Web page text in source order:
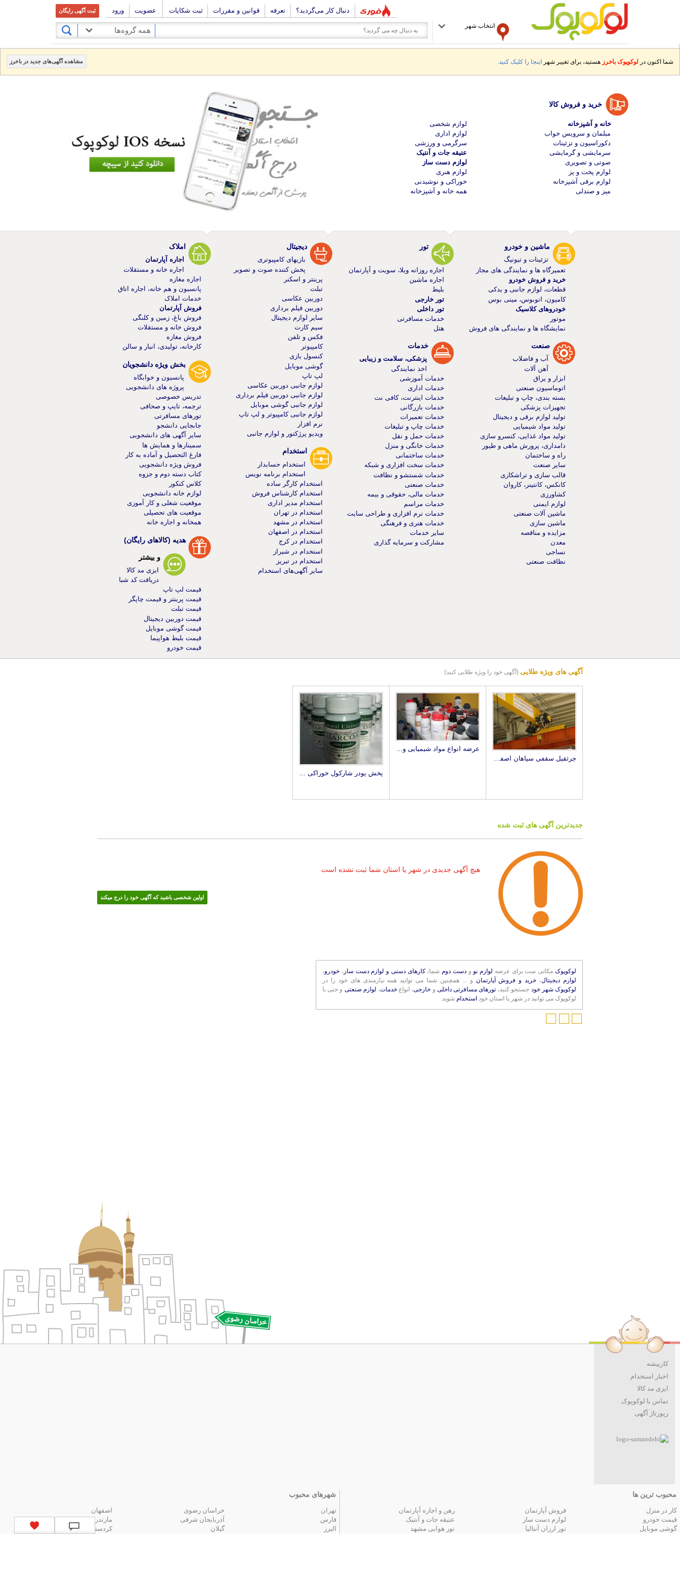
دنبال کار می‌گردید؟ تعرفه قوانین و مقررات ثبت شکایات عضویت ورود ثبت آگهی رایگان
انتخاب شهر
همه گروه‌ها
شما اکنون در لوکوپوک باخرز هستید، برای تغییر شهر اینجا را کلیک کنید. مشاهده آگهی‌های جدید در باخرز
خرید و فروش کالا
خانه و آشپزخانه
مبلمان و سرویس خواب
دکوراسیون و تزئینات
سرمایشی و گرمایشی
صوتی و تصویری
لوازم پخت و پز
لوازم برقی آشپزخانه
میز و صندلی
لوازم شخصی
لوازم اداری
سرگرمی و ورزشی
عتیقه جات و آنتیک
لوازم دست ساز
لوازم هنری
خوراکی و نوشیدنی
همه خانه و آشپزخانه
ماشین و خودرو
تزئینات و تیونیگ
تعمیرگاه ها و نمایندگی های مجاز
خرید و فروش خودرو
قطعات، لوازم جانبی و یدکی
کامیون، اتوبوس، مینی بوس
خودرو‌های کلاسیک
موتور
نمایشگاه ها و نمایندگی های فروش
صنعت
آب و فاضلاب
آهن آلات
ابزار و یراق
اتوماسیون صنعتی
بسته بندی، چاپ و تبلیغات
تجهیزات پزشکی
تولید لوازم برقی و دیجیتال
تولید مواد شیمیایی
تولید مواد غذایی، کنسرو سازی
دامداری، پرورش ماهی و طیور
راه و ساختمان
سایر صنعت
قالب سازی و تراشکاری
کانکس، کانتینر، کاروان
کشاورزی
لوازم ایمنی
ماشین آلات صنعتی
ماشین سازی
مزایده و مناقصه
معدن
نساجی
نظافت صنعتی
تور
اجاره روزانه ویلا، سویت و آپارتمان
اجاره ماشین
بلیط
تور خارجی
تور داخلی
خدمات مسافرتی
هتل
خدمات
پزشکی، سلامت و زیبایی
اخذ نمایندگی
خدمات آموزشی
خدمات اداری
خدمات اینترنت، کافی نت
خدمات بازرگانی
خدمات تعمیرات
خدمات چاپ و تبلیغات
خدمات حمل و نقل
خدمات خانگی و منزل
خدمات ساختمانی
خدمات سخت افزاری و شبکه
خدمات شستشو و نظافت
خدمات صنعتی
خدمات مالی، حقوقی و بیمه
خدمات مراسم
خدمات نرم افزاری و طراحی سایت
خدمات هنری و فرهنگی
سایر خدمات
مشارکت و سرمایه گذاری
دیجیتال
بازیهای کامپیوتری
پخش کننده صوت و تصویر
پرینتر و اسکنر
تبلت
دوربین عکاسی
دوربین فیلم برداری
سایر لوازم دیجیتال
سیم کارت
فکس و تلفن
کامپیوتر
کنسول بازی
گوشی موبایل
لپ تاپ
لوازم جانبی دوربین عکاسی
لوازم جانبی دوربین فیلم برداری
لوازم جانبی گوشی موبایل
لوازم جانبی کامپیوتر و لپ تاپ
نرم افزار
ویدیو پرژکتور و لوازم جانبی
استخدام
استخدام حسابدار
استخدام برنامه نویس
استخدام کارگر ساده
استخدام کارشناس فروش
استخدام مدیر اداری
استخدام در تهران
استخدام در مشهد
استخدام در اصفهان
استخدام در کرج
استخدام در شیراز
استخدام در تبریز
سایر آگهی‌های استخدام
املاک
اجاره آپارتمان
اجاره خانه و مستقلات
اجاره مغازه
پانسیون و هم خانه، اجاره اتاق
خدمات املاک
فروش آپارتمان
فروش باغ، زمین و کلنگی
فروش خانه و مستقلات
فروش مغازه
کارخانه، تولیدی، انبار و سالن
بخش ویژه دانشجویان
پانسیون و خوابگاه
پروژه های دانشجویی
تدریس خصوصی
ترجمه، تایپ و صحافی
تورهای مسافرتی
جابجایی دانشجو
سایر آگهی های دانشجویی
سمینارها و همایش ها
فارغ التحصیل و آماده به کار
فروش ویژه دانشجویی
کتاب دسته دوم و جزوه
کلاس کنکور
لوازم خانه دانشجویی
موقعیت شغلی و کار آموزی
موقعیت های تحصیلی
همخانه و اجاره خانه
هدیه (کالاهای رایگان)
و بیشتر
ایزی مد کالا
دریافت کد شبا
قیمت لپ تاپ
قیمت پرینتر و قیمت چاپگر
قیمت تبلت
قیمت دوربین دیجیتال
قیمت گوشی موبایل
قیمت بلیط هواپیما
قیمت خودرو
آگهی های ویژه طلایی (آگهی خود را ویژه طلایی کنید)
عرضه انواع مواد شیمیایی و آزمایشگاهی زیست آزما
جدیدترین آگهی های ثبت شده
هیچ آگهی جدیدی در شهر یا استان شما ثبت نشده است
اولین شخصی باشید که آگهی خود را درج میکند
لوکوپوکمکانی ست برای عرضه لوازم نو ودست دوم شما،کارهای دستی و لوازم دست ساز ، خودرو،
لوازم دیجیتال، خرید و فروش آپارتمان و ... همچنین شما می توانید همه نیازمندی های خود را در
لوکوپوک شهر خود جستجو کنید، تورهای مسافرتی داخلی و خارجی، انواعخدمات، لوازم صنعتی و حتی با
لوکوپوک می توانید در شهر یا استان خود استخدام شوید.
کارپیشه
اخبار استخدام
ایزی مد کالا
تماس با لوکوپوک
رپورتاژ آگهی
محبوب ترین ها
کار در منزل فروش آپارتمان
رهن و اجاره آپارتمان
قیمت خودرو
لوازم دست ساز
عتیقه جات و آنتیک
گوشی موبایل
تور ارزان آنتالیا
تور هوایی مشهد
شهرهای محبوب
تهران خراسان رضوی
اصفهان
فارس
آذربایجان شرقی
مازندران
البرز
گیلان کردستان